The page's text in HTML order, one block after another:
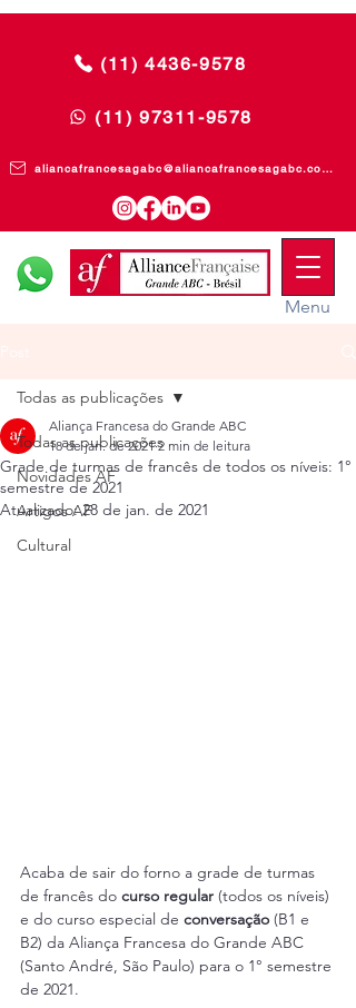
(11) 4436-9578
(11) 97311-9578
aliancafrancesagabc@aliancafrancesagabc.com.br
Menu
Todas as publicações
Novidades AF
Artigos AF
Cultural
Todas as publicações
Grade de turmas de francês de todos os níveis: 1°
semestre de 2021
Aliança Francesa do Grande ABC
18 de jan. de 2021 2 min de leitura
Atualizado:28 de jan. de 2021
Acaba de sair do forno a grade de turmas
de francês do curso regular (todos os níveis)
e do curso especial de conversação (B1 e
B2) da Aliança Francesa do Grande ABC
(Santo André, São Paulo) para o 1° semestre
de 2021.